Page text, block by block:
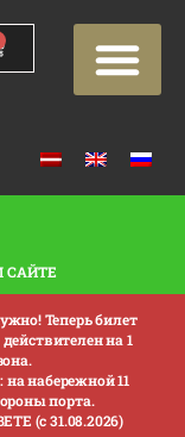
САЙТЕ
Теперь билет
на 1
на набережной 11
порта.
(с 31.08.2026)